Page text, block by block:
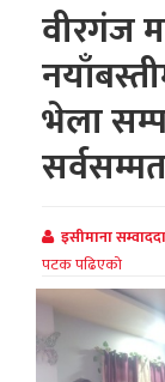
वीरगंज
भेला
इसीमाना
पटक पढिएको